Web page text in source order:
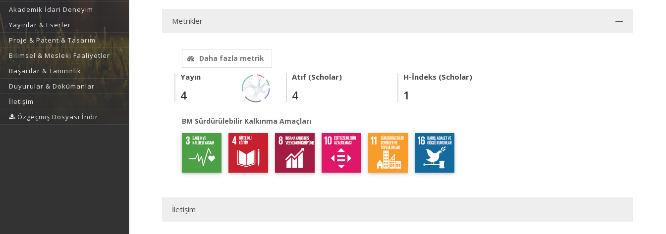
Akademik İdari Deneyim
Yayınlar & Eserler
Proje & Patent & Tasarım
Bilimsel & Mesleki Faaliyetler
Başarılar & Tanınırlık
Duyurular & Dokümanlar
İletişim
Özgeçmiş Dosyası İndir
Metrikler
Daha fazla metrik
Yayın
4
Atıf (Scholar)
4
H-İndeks (Scholar)
1
BM Sürdürülebilir Kalkınma Amaçları
İletişim